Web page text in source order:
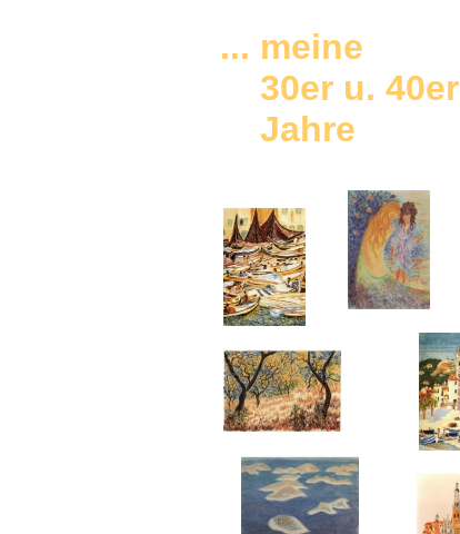
... meine
30er u. 40er
Jahre